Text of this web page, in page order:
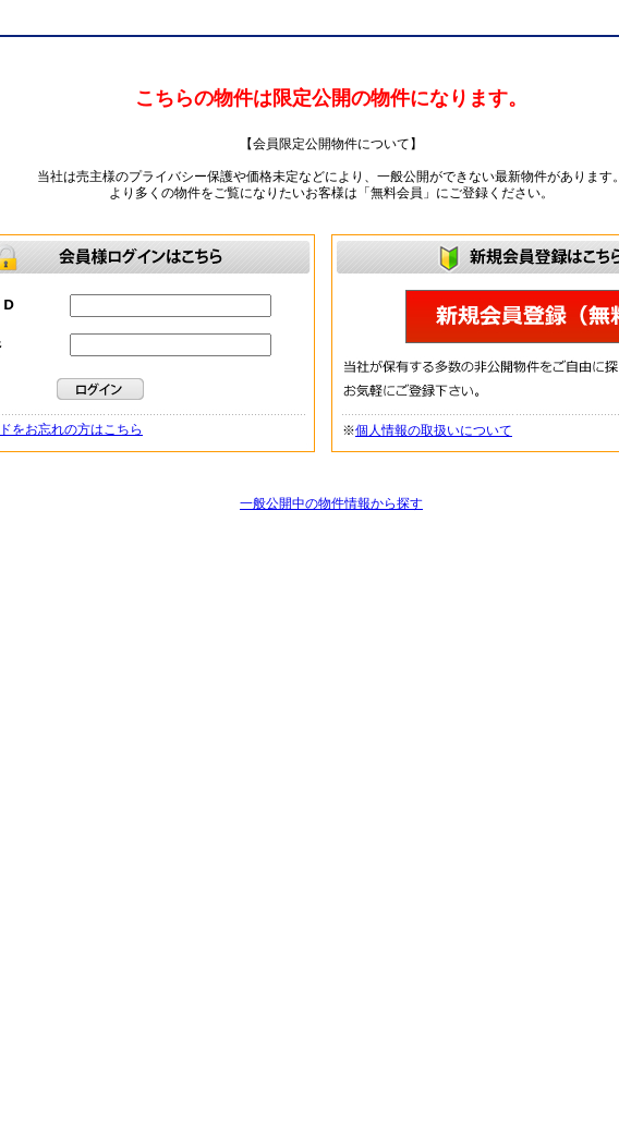
こちらの物件は限定公開の物件になります。
【会員限定公開物件について】
当社は売主様のプライバシー保護や価格未定などにより、一般公開ができない最新物件があります。
より多くの物件をご覧になりたいお客様は「無料会員」にご登録ください。
をお忘れの方はこちら ※個人情報の取扱いについて
一般公開中の物件情報から探す